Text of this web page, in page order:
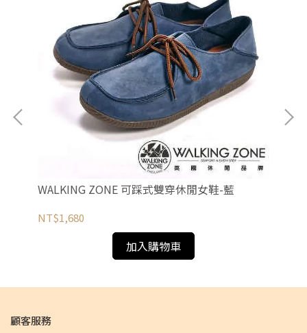
WALKING ZONE 可踩式雙穿休閒女鞋-藍
NT$1,680
加入購物車
顧客服務